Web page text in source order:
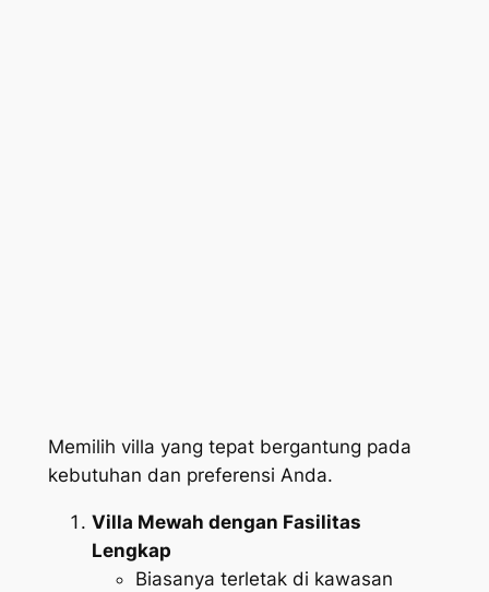
Memilih villa yang tepat bergantung pada
kebutuhan dan preferensi Anda.
Villa Mewah dengan Fasilitas
Lengkap
Biasanya terletak di kawasan